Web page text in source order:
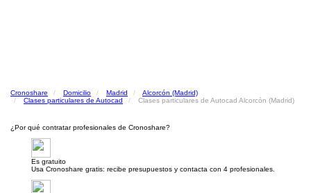
Cronoshare Domicilio Madrid
Alcorcón (Madrid)
Clases particulares de Autocad
Clases particulares de Autocad Alcorcón (Madrid)
¿Por qué contratar profesionales de Cronoshare?
Es gratuito
Usa Cronoshare gratis: recibe presupuestos y contacta con 4 profesionales.